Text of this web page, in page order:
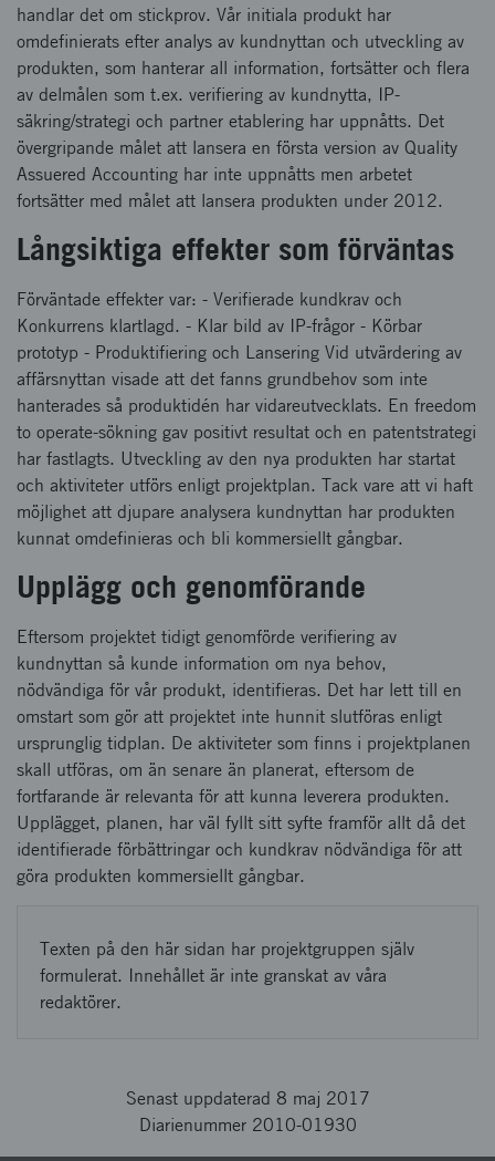
handlar det om stickprov. Vår initiala produkt har
omdefinierats efter analys av kundnyttan och utveckling av
produkten, som hanterar all information, fortsätter och flera
av delmålen som t.ex. verifiering av kundnytta, IP-
säkring/strategi och partner etablering har uppnåtts. Det
övergripande målet att lansera en första version av Quality
Assuered Accounting har inte uppnåtts men arbetet
fortsätter med målet att lansera produkten under 2012.
Långsiktiga effekter som förväntas
Förväntade effekter var: - Verifierade kundkrav och
Konkurrens klartlagd. - Klar bild av IP-frågor - Körbar
prototyp - Produktifiering och Lansering Vid utvärdering av
affärsnyttan visade att det fanns grundbehov som inte
hanterades så produktidén har vidareutvecklats. En freedom
to operate-sökning gav positivt resultat och en patentstrategi
har fastlagts. Utveckling av den nya produkten har startat
och aktiviteter utförs enligt projektplan. Tack vare att vi haft
möjlighet att djupare analysera kundnyttan har produkten
kunnat omdefinieras och bli kommersiellt gångbar.
Upplägg och genomförande
Eftersom projektet tidigt genomförde verifiering av
kundnyttan så kunde information om nya behov,
nödvändiga för vår produkt, identifieras. Det har lett till en
omstart som gör att projektet inte hunnit slutföras enligt
ursprunglig tidplan. De aktiviteter som finns i projektplanen
skall utföras, om än senare än planerat, eftersom de
fortfarande är relevanta för att kunna leverera produkten.
Upplägget, planen, har väl fyllt sitt syfte framför allt då det
identifierade förbättringar och kundkrav nödvändiga för att
göra produkten kommersiellt gångbar.
Texten på den här sidan har projektgruppen själv
formulerat. Innehållet är inte granskat av våra
redaktörer.
Senast uppdaterad 8 maj 2017
Diarienummer 2010-01930